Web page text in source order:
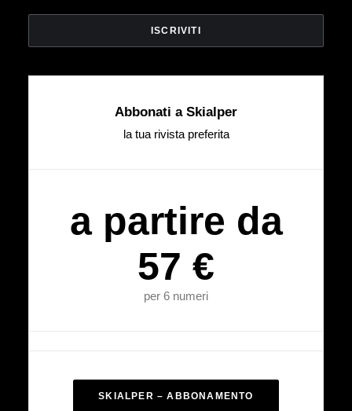
Abbonati a Skialper
la tua rivista preferita
a partire da
57 €
per 6 numeri
SKIALPER – ABBONAMENTO